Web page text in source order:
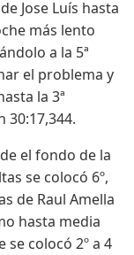
Jose Luís hasta
más lento
a la 5ª
el problema y
la 3ª
30:17,344.
el fondo de la
se colocó 6º,
de Raul Amella
hasta media
se colocó 2º a 4